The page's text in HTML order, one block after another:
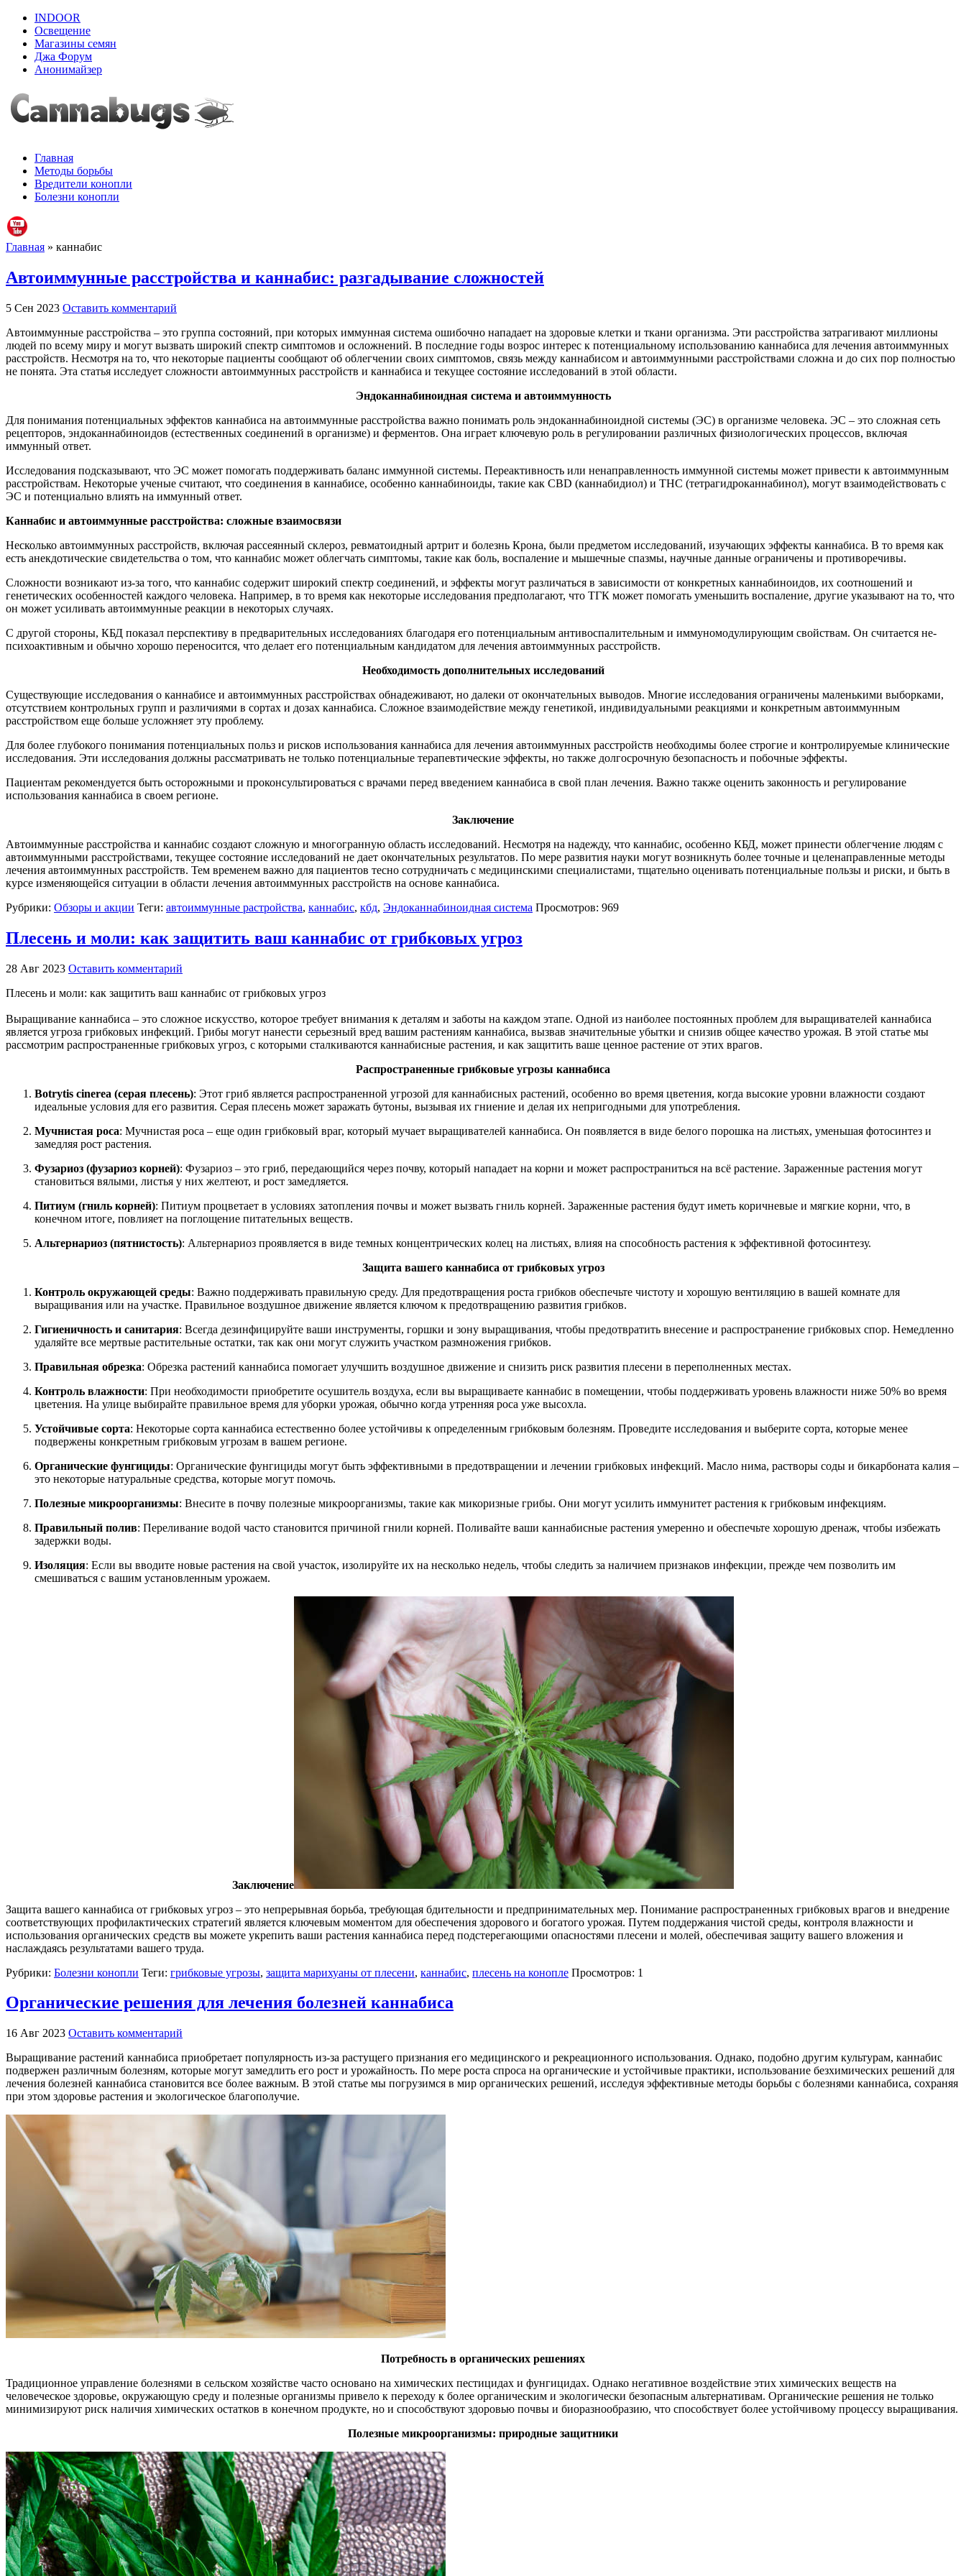
INDOOR
Освещение
Магазины семян
Джа Форум
Анонимайзер
Главная
Методы борьбы
Вредители конопли
Болезни конопли
Главная » каннабис
Автоиммунные расстройства и каннабис: разгадывание сложностей
5 Сен 2023 Оставить комментарий
Автоиммунные расстройства – это группа состояний, при которых иммунная система ошибочно нападает на здоровые клетки и ткани организма. Эти расстройства затрагивают миллионы
людей по всему миру и могут вызвать широкий спектр симптомов и осложнений. В последние годы возрос интерес к потенциальному использованию каннабиса для лечения автоиммунных
расстройств. Несмотря на то, что некоторые пациенты сообщают об облегчении своих симптомов, связь между каннабисом и автоиммунными расстройствами сложна и до сих пор полностью
не понята. Эта статья исследует сложности автоиммунных расстройств и каннабиса и текущее состояние исследований в этой области.
Эндоканнабиноидная система и автоиммунность
Для понимания потенциальных эффектов каннабиса на автоиммунные расстройства важно понимать роль эндоканнабиноидной системы (ЭС) в организме человека. ЭС – это сложная сеть
рецепторов, эндоканнабиноидов (естественных соединений в организме) и ферментов. Она играет ключевую роль в регулировании различных физиологических процессов, включая
иммунный ответ.
Исследования подсказывают, что ЭС может помогать поддерживать баланс иммунной системы. Переактивность или ненаправленность иммунной системы может привести к автоиммунным
расстройствам. Некоторые ученые считают, что соединения в каннабисе, особенно каннабиноиды, такие как CBD (каннабидиол) и THC (тетрагидроканнабинол), могут взаимодействовать с
ЭС и потенциально влиять на иммунный ответ.
Каннабис и автоиммунные расстройства: сложные взаимосвязи
Несколько автоиммунных расстройств, включая рассеянный склероз, ревматоидный артрит и болезнь Крона, были предметом исследований, изучающих эффекты каннабиса. В то время как
есть анекдотические свидетельства о том, что каннабис может облегчать симптомы, такие как боль, воспаление и мышечные спазмы, научные данные ограничены и противоречивы.
Сложности возникают из-за того, что каннабис содержит широкий спектр соединений, и эффекты могут различаться в зависимости от конкретных каннабиноидов, их соотношений и
генетических особенностей каждого человека. Например, в то время как некоторые исследования предполагают, что ТГК может помогать уменьшить воспаление, другие указывают на то, что
он может усиливать автоиммунные реакции в некоторых случаях.
С другой стороны, КБД показал перспективу в предварительных исследованиях благодаря его потенциальным антивоспалительным и иммуномодулирующим свойствам. Он считается не-
психоактивным и обычно хорошо переносится, что делает его потенциальным кандидатом для лечения автоиммунных расстройств.
Необходимость дополнительных исследований
Существующие исследования о каннабисе и автоиммунных расстройствах обнадеживают, но далеки от окончательных выводов. Многие исследования ограничены маленькими выборками,
отсутствием контрольных групп и различиями в сортах и дозах каннабиса. Сложное взаимодействие между генетикой, индивидуальными реакциями и конкретным автоиммунным
расстройством еще больше усложняет эту проблему.
Для более глубокого понимания потенциальных польз и рисков использования каннабиса для лечения автоиммунных расстройств необходимы более строгие и контролируемые клинические
исследования. Эти исследования должны рассматривать не только потенциальные терапевтические эффекты, но также долгосрочную безопасность и побочные эффекты.
Пациентам рекомендуется быть осторожными и проконсультироваться с врачами перед введением каннабиса в свой план лечения. Важно также оценить законность и регулирование
использования каннабиса в своем регионе.
Заключение
Автоиммунные расстройства и каннабис создают сложную и многогранную область исследований. Несмотря на надежду, что каннабис, особенно КБД, может принести облегчение людям с
автоиммунными расстройствами, текущее состояние исследований не дает окончательных результатов. По мере развития науки могут возникнуть более точные и целенаправленные методы
лечения автоиммунных расстройств. Тем временем важно для пациентов тесно сотрудничать с медицинскими специалистами, тщательно оценивать потенциальные пользы и риски, и быть в
курсе изменяющейся ситуации в области лечения автоиммунных расстройств на основе каннабиса.
Рубрики: Обзоры и акции Теги: автоиммунные растройства, каннабис, кбд, Эндоканнабиноидная система Просмотров: 969
Плесень и моли: как защитить ваш каннабис от грибковых угроз
28 Авг 2023 Оставить комментарий
Плесень и моли: как защитить ваш каннабис от грибковых угроз
Выращивание каннабиса – это сложное искусство, которое требует внимания к деталям и заботы на каждом этапе. Одной из наиболее постоянных проблем для выращивателей каннабиса
является угроза грибковых инфекций. Грибы могут нанести серьезный вред вашим растениям каннабиса, вызвав значительные убытки и снизив общее качество урожая. В этой статье мы
рассмотрим распространенные грибковых угроз, с которыми сталкиваются каннабисные растения, и как защитить ваше ценное растение от этих врагов.
Распространенные грибковые угрозы каннабиса
Botrytis cinerea (серая плесень): Этот гриб является распространенной угрозой для каннабисных растений, особенно во время цветения, когда высокие уровни влажности создают
идеальные условия для его развития. Серая плесень может заражать бутоны, вызывая их гниение и делая их непригодными для употребления.
Мучнистая роса: Мучнистая роса – еще один грибковый враг, который мучает выращивателей каннабиса. Он появляется в виде белого порошка на листьях, уменьшая фотосинтез и
замедляя рост растения.
Фузариоз (фузариоз корней): Фузариоз – это гриб, передающийся через почву, который нападает на корни и может распространиться на всё растение. Зараженные растения могут
становиться вялыми, листья у них желтеют, и рост замедляется.
Питиум (гниль корней): Питиум процветает в условиях затопления почвы и может вызвать гниль корней. Зараженные растения будут иметь коричневые и мягкие корни, что, в
конечном итоге, повлияет на поглощение питательных веществ.
Альтернариоз (пятнистость): Альтернариоз проявляется в виде темных концентрических колец на листьях, влияя на способность растения к эффективной фотосинтезу.
Защита вашего каннабиса от грибковых угроз
Контроль окружающей среды: Важно поддерживать правильную среду. Для предотвращения роста грибков обеспечьте чистоту и хорошую вентиляцию в вашей комнате для
выращивания или на участке. Правильное воздушное движение является ключом к предотвращению развития грибков.
Гигиеничность и санитария: Всегда дезинфицируйте ваши инструменты, горшки и зону выращивания, чтобы предотвратить внесение и распространение грибковых спор. Немедленно
удаляйте все мертвые растительные остатки, так как они могут служить участком размножения грибков.
Правильная обрезка: Обрезка растений каннабиса помогает улучшить воздушное движение и снизить риск развития плесени в переполненных местах.
Контроль влажности: При необходимости приобретите осушитель воздуха, если вы выращиваете каннабис в помещении, чтобы поддерживать уровень влажности ниже 50% во время
цветения. На улице выбирайте правильное время для уборки урожая, обычно когда утренняя роса уже высохла.
Устойчивые сорта: Некоторые сорта каннабиса естественно более устойчивы к определенным грибковым болезням. Проведите исследования и выберите сорта, которые менее
подвержены конкретным грибковым угрозам в вашем регионе.
Органические фунгициды: Органические фунгициды могут быть эффективными в предотвращении и лечении грибковых инфекций. Масло нима, растворы соды и бикарбоната калия –
это некоторые натуральные средства, которые могут помочь.
Полезные микроорганизмы: Внесите в почву полезные микроорганизмы, такие как микоризные грибы. Они могут усилить иммунитет растения к грибковым инфекциям.
Правильный полив: Переливание водой часто становится причиной гнили корней. Поливайте ваши каннабисные растения умеренно и обеспечьте хорошую дренаж, чтобы избежать
задержки воды.
Изоляция: Если вы вводите новые растения на свой участок, изолируйте их на несколько недель, чтобы следить за наличием признаков инфекции, прежде чем позволить им
смешиваться с вашим установленным урожаем.
Заключение
Защита вашего каннабиса от грибковых угроз – это непрерывная борьба, требующая бдительности и предпринимательных мер. Понимание распространенных грибковых врагов и внедрение
соответствующих профилактических стратегий является ключевым моментом для обеспечения здорового и богатого урожая. Путем поддержания чистой среды, контроля влажности и
использования органических средств вы можете укрепить ваши растения каннабиса перед подстерегающими опасностями плесени и молей, обеспечивая защиту вашего вложения и
наслаждаясь результатами вашего труда.
Рубрики: Болезни конопли Теги: грибковые угрозы, защита марихуаны от плесени, каннабис, плесень на конопле Просмотров: 1
Органические решения для лечения болезней каннабиса
16 Авг 2023 Оставить комментарий
Выращивание растений каннабиса приобретает популярность из-за растущего признания его медицинского и рекреационного использования. Однако, подобно другим культурам, каннабис
подвержен различным болезням, которые могут замедлить его рост и урожайность. По мере роста спроса на органические и устойчивые практики, использование безхимических решений для
лечения болезней каннабиса становится все более важным. В этой статье мы погрузимся в мир органических решений, исследуя эффективные методы борьбы с болезнями каннабиса, сохраняя
при этом здоровье растения и экологическое благополучие.
Потребность в органических решениях
Традиционное управление болезнями в сельском хозяйстве часто основано на химических пестицидах и фунгицидах. Однако негативное воздействие этих химических веществ на
человеческое здоровье, окружающую среду и полезные организмы привело к переходу к более органическим и экологически безопасным альтернативам. Органические решения не только
минимизируют риск наличия химических остатков в конечном продукте, но и способствуют здоровью почвы и биоразнообразию, что способствует более устойчивому процессу выращивания.
Полезные микроорганизмы: природные защитники